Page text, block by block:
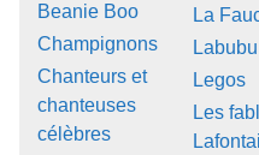
Beanie Boo
Champignons
Chanteurs et
chanteuses
célèbres
La
Labubu
Legos
Les